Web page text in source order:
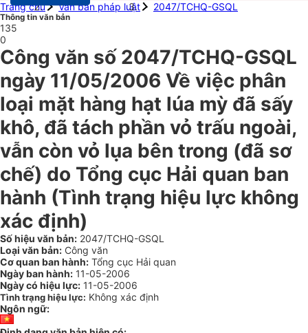
Trang chủ
Văn bản pháp luật 2047/TCHQ-GSQL
Thông tin văn bản
135
0
Công văn số 2047/TCHQ-GSQL
ngày 11/05/2006 Về việc phân
loại mặt hàng hạt lúa mỳ đã sấy
khô, đã tách phần vỏ trấu ngoài,
vẫn còn vỏ lụa bên trong (đã sơ
chế) do Tổng cục Hải quan ban
hành (Tình trạng hiệu lực không
xác định)
Số hiệu văn bản: 2047/TCHQ-GSQL
Loại văn bản: Công văn
Cơ quan ban hành: Tổng cục Hải quan
Ngày ban hành: 11-05-2006
Ngày có hiệu lực: 11-05-2006
Tình trạng hiệu lực: Không xác định
Ngôn ngữ: